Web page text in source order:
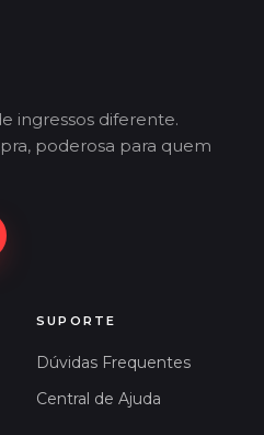
ingressos diferente.
poderosa para quem
SUPORTE
Dúvidas Frequentes
Central de Ajuda